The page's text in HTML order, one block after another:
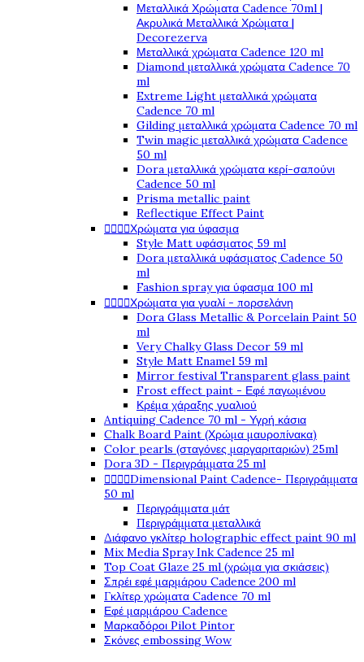
Μεταλλικά Χρώματα Cadence 70ml |
Ακρυλικά Μεταλλικά Χρώματα |
Decorezerva
Μεταλλικά χρώματα Cadence 120 ml
Diamond μεταλλικά χρώματα Cadence 70
ml
Extreme Light μεταλλικά χρώματα
Cadence 70 ml
Gilding μεταλλικά χρώματα Cadence 70 ml
Twin magic μεταλλικά χρώματα Cadence
50 ml
Dora μεταλλικά χρώματα κερί-σαπούνι
Cadence 50 ml
Prisma metallic paint
Reflectique Effect Paint
   Χρώματα για ύφασμα
Style Matt υφάσματος 59 ml
Dora μεταλλικά υφάσματος Cadence 50
ml
Fashion spray για ύφασμα 100 ml
   Χρώματα για γυαλί - πορσελάνη
Dora Glass Metallic & Porcelain Paint 50
ml
Very Chalky Glass Decor 59 ml
Style Matt Enamel 59 ml
Mirror festival Transparent glass paint
Frost effect paint - Εφέ παγωμένου
Κρέμα χάραξης γυαλιού
Antiquing Cadence 70 ml - Υγρή κάσια
Chalk Board Paint (Χρώμα μαυροπίνακα)
Color pearls (σταγόνες μαργαριταριών) 25ml
Dora 3D - Περιγράμματα 25 ml
   Dimensional Paint Cadence- Περιγράμματα
50 ml
Περιγράμματα μάτ
Περιγράμματα μεταλλικά
Διάφανο γκλίτερ holographic effect paint 90 ml
Mix Media Spray Ink Cadence 25 ml
Top Coat Glaze 25 ml (χρώμα για σκιάσεις)
Σπρέι εφέ μαρμάρου Cadence 200 ml
Γκλίτερ χρώματα Cadence 70 ml
Εφέ μαρμάρου Cadence
Μαρκαδόροι Pilot Pintor
Σκόνες embossing Wow